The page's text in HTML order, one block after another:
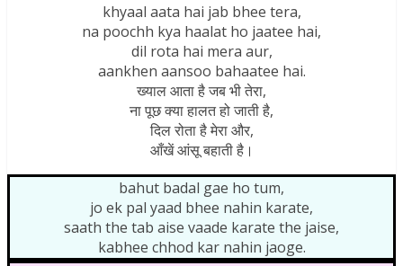
khyaal aata hai jab bhee tera,
na poochh kya haalat ho jaatee hai,
dil rota hai mera aur,
aankhen aansoo bahaatee hai.
ख्याल आता है जब भी तेरा,
ना पूछ क्या हालत हो जाती है,
दिल रोता है मेरा और,
आँखें आंसू बहाती है।
bahut badal gae ho tum,
jo ek pal yaad bhee nahin karate,
saath the tab aise vaade karate the jaise,
kabhee chhod kar nahin jaoge.